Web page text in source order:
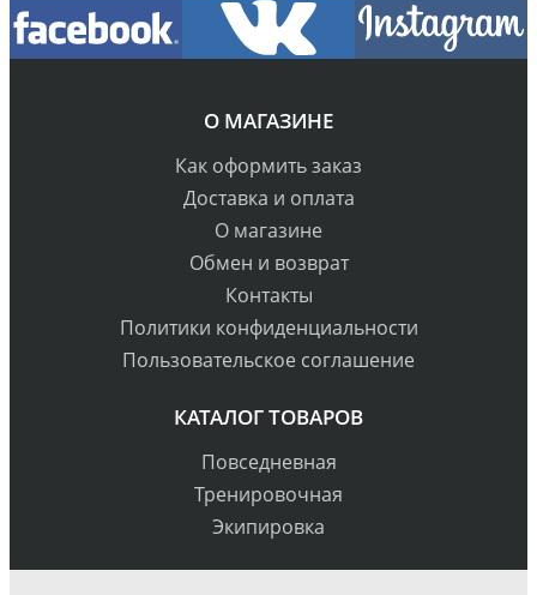
О МАГАЗИНЕ
Как оформить заказ
Доставка и оплата
О магазине
Обмен и возврат
Контакты
Политики конфиденциальности
Пользовательское соглашение
КАТАЛОГ ТОВАРОВ
Повседневная
Тренировочная
Экипировка